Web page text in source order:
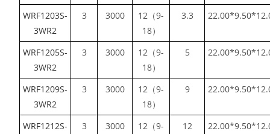
WRF1203S-
3WR2
3 3000
12（9-
18）
3.3
WRF1205S-
3WR2
3 3000
12（9-
18）
5
WRF1209S-
3WR2
3 3000
12（9-
18）
9
WRF1212S-
3 3000
12（9-
12